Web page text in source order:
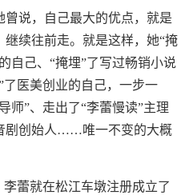
说，自己最大的优点，就是
续往前走。就是这样，她“掩
自己、“掩埋”了写过畅销小说
了医美创业的自己，一步一
师”、走出了“李蕾慢读”主理
剧创始人……唯一不变的大概
李蕾就在松江车墩注册成立了